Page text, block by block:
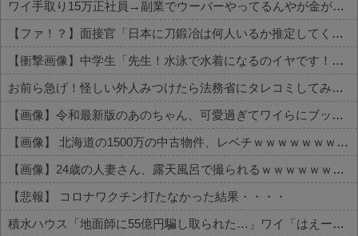
ワイ手取り15万正社員→副業でウーバーやってるんやが金がない
【ファ！？】面接官「日本に刀鍛冶は何人いるか推定してください」 俺「188人です」 面接官「どういう風に考えましたか？」 俺「知ってました」→この後『こう』なったんだがマジで納得いかない！！！！！
【衝撃画像】中学生「先生！水泳で水着になるのイヤです！」先生「分かった」→結果まさかの『こう』なってしまうw w w w w w w
お前ら急げ！怪しい外人みつけたら法務省にタレコミしてみろ！意外と仕事するぞ？
【画像】令和最新版のあのちゃん、可愛過ぎてワイらにブッ刺さりまくりw w w w w w
【画像】 北海道の1500万の中古物件、レベチｗｗｗｗｗｗｗｗｗｗｗｗｗｗｗｗｗｗｗｗ
【画像】24歳の人妻さん、露天風呂で撮られるｗｗｗｗｗｗｗｗｗｗｗｗｗｗｗｗｗ
【悲報】 コロナワクチン打たなかった結果・・・・
積水ハウス「地面師に55億円騙し取られた…」ワイ「はえーかわいそう…会社滅茶苦茶やろなぁ」→